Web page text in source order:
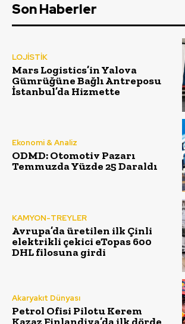
Son Haberler
LOJİSTİK
Mars Logistics’in Yalova
Gümrüğüne Bağlı Antreposu
İstanbul’da Hizmette
Ekonomi & Analiz
ODMD: Otomotiv Pazarı
Temmuzda Yüzde 25 Daraldı
KAMYON-TREYLER
Avrupa’da üretilen ilk Çinli
elektrikli çekici eTopas 600
DHL filosuna girdi
Akaryakıt Dünyası
Petrol Ofisi Pilotu Kerem